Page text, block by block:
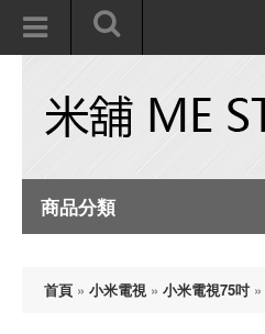
商品分類
首頁 » 小米電視» 小米電視75吋 »